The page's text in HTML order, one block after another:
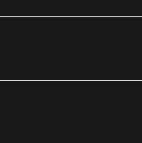
Facebook
on
Thule on